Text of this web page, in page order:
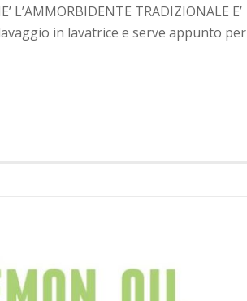
TRADIZIONALE E’
in lavatrice e serve appunto per